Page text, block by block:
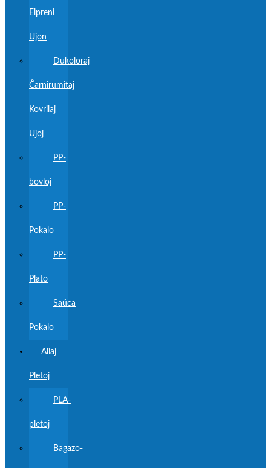
Elpreni
Ujon
Dukoloraj
Ĉarnirumitaj
Kovrilaj
Ujoj
PP-
bovloj
PP-
Pokalo
PP-
Plato
Saŭca
Pokalo
Aliaj
Pletoj
PLA-
pletoj
Bagazo-